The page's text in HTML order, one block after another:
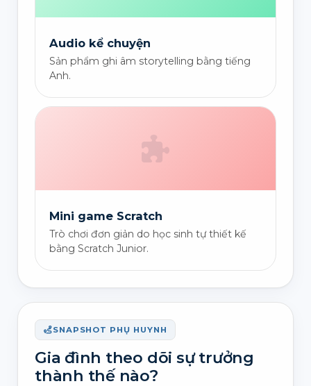
Audio kể chuyện
Sản phẩm ghi âm storytelling bằng tiếng
Anh.
Mini game Scratch
Trò chơi đơn giản do học sinh tự thiết kế
bằng Scratch Junior.
SNAPSHOT PHỤ HUYNH
Gia đình theo dõi sự trưởng
thành thế nào?